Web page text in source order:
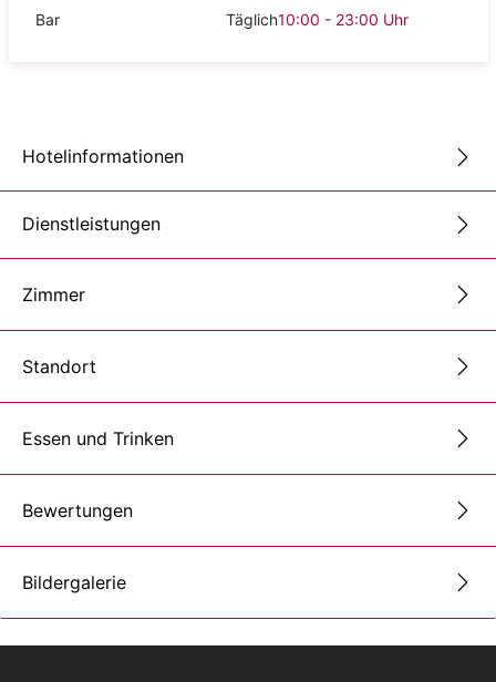
Bar Täglich10:00 - 23:00 Uhr
Hotelinformationen
Dienstleistungen
Zimmer
Standort
Essen und Trinken
Bewertungen
Bildergalerie